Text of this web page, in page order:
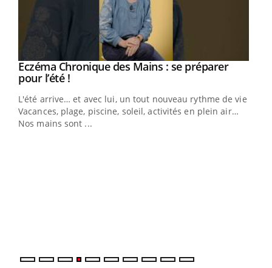
Youtube
Eczéma Chronique des Mains : se préparer
pour l’été !Youtube
L'été arrive… et avec lui, un tout nouveau rythme de vie !
Vacances, plage, piscine, soleil, activités en plein air…
Nos mains sont ...